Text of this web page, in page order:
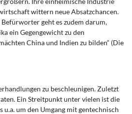
wittern neue Absatzchancen.
geht es zudem darum,
ein Gegengewicht zu den
China und Indien zu bilden“ (Die
zu beschleunigen. Zuletzt
Ein Streitpunkt unter vielen ist die
um den Umgang mit gentechnisch